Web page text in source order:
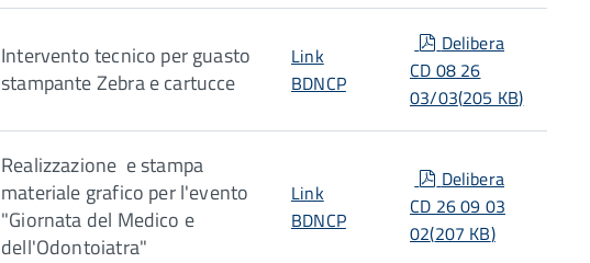
Intervento tecnico per guasto
stampante Zebra e cartucce
Link
BDNCP
pdf
Delibera
CD 08 26
03/03(205 KB)
Realizzazione e stampa
materiale grafico per l'evento
"Giornata del Medico e
dell'Odontoiatra"
Link
BDNCP
pdf
Delibera
CD 26 09 03
02(207 KB)